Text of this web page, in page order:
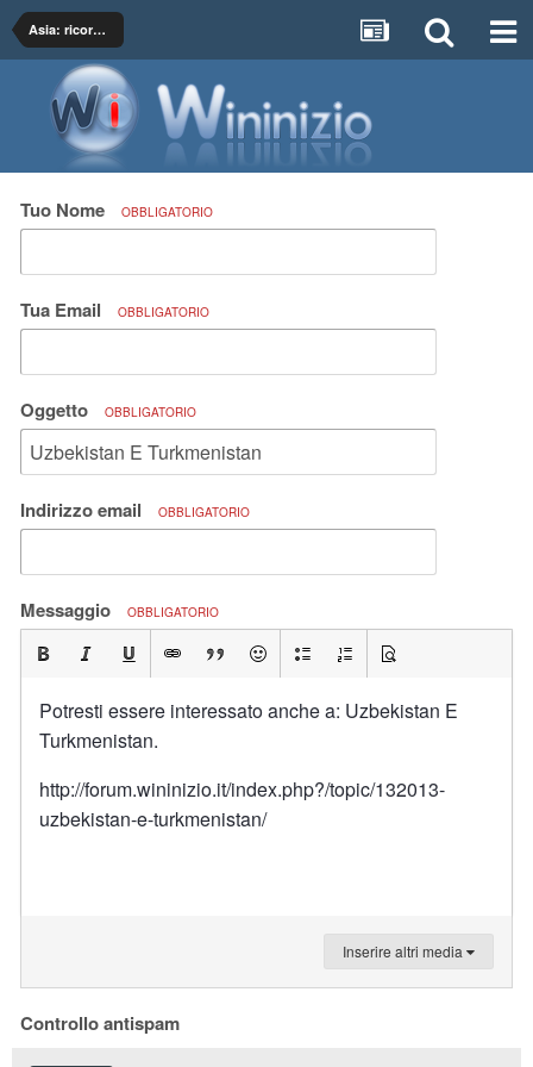
Asia: ricordi e proposte di viaggio
Tuo Nome OBBLIGATORIO
Tua Email OBBLIGATORIO
Oggetto OBBLIGATORIO
Indirizzo email OBBLIGATORIO
Messaggio OBBLIGATORIO
Potresti essere interessato anche a: Uzbekistan E
Turkmenistan.
http://forum.wininizio.it/index.php?/topic/132013-
uzbekistan-e-turkmenistan/
Inserire altri media
Controllo antispam